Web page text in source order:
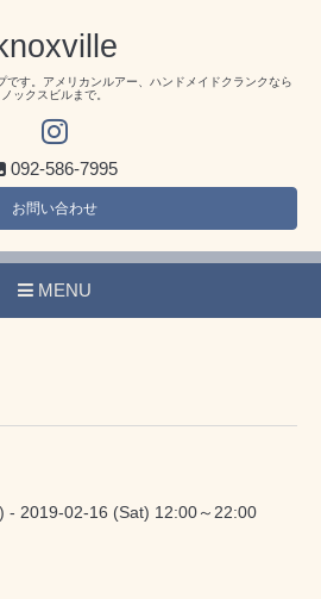
です。アメリカンルアー、ハンドメイドクランクなら
ノックスビルまで。
092-586-7995
お問い合わせ
MENU
- 2019-02-16 (Sat) 12:00～22:00